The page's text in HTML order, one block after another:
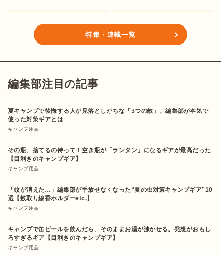
特集・連載一覧
編集部注目の記事
夏キャンプで後悔する人が見落としがちな「3つの敵」。編集部が本気で
使った対策ギアとは
キャンプ用品
その瓶、捨てるの待って！空き瓶が「ランタン」になるギアが最高だった
【目利きのキャンプギア】
キャンプ用品
「蚊が消えた…」編集部が手放せなくなった“夏の虫対策キャンプギア”10
選【蚊取り線香ホルダーetc.】
キャンプ用品
キャンプで缶ビールを飲んだら、そのままお湯が沸かせる。発想がおもし
ろすぎるギア【目利きのキャンプギア】
キャンプ用品